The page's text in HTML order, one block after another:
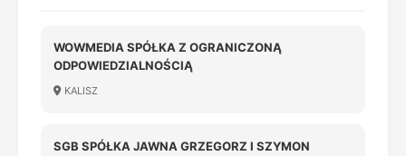
WOWMEDIA SPÓŁKA Z OGRANICZONĄ
ODPOWIEDZIALNOŚCIĄ
KALISZ
SGB SPÓŁKA JAWNA GRZEGORZ I SZYMON